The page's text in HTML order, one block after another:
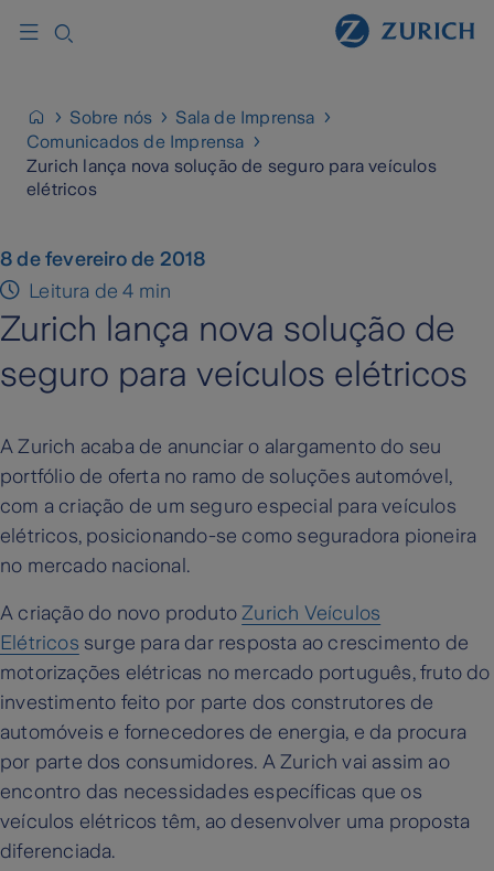
Sobre nós
Sala de Imprensa
Comunicados de Imprensa
Zurich lança nova solução de seguro para veículos
elétricos
8 de fevereiro de 2018
Leitura de 4 min
Zurich lança nova solução de
seguro para veículos elétricos
A Zurich acaba de anunciar o alargamento do seu
portfólio de oferta no ramo de soluções automóvel,
com a criação de um seguro especial para veículos
elétricos, posicionando-se como seguradora pioneira
no mercado nacional.
A criação do novo produtoZurich Veículos
Elétricos surge para dar resposta ao crescimento de
motorizações elétricas no mercado português, fruto do
investimento feito por parte dos construtores de
automóveis e fornecedores de energia, e da procura
por parte dos consumidores. A Zurich vai assim ao
encontro das necessidades específicas que os
veículos elétricos têm, ao desenvolver uma proposta
diferenciada.